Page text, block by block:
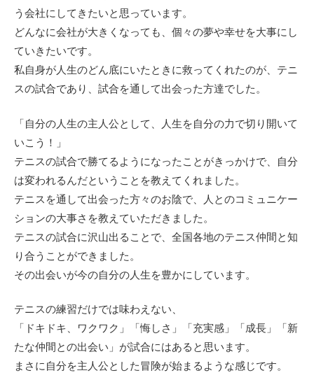
う会社にしてきたいと思っています。
どんなに会社が大きくなっても、個々の夢や幸せを大事にし
ていきたいです。
私自身が人生のどん底にいたときに救ってくれたのが、テニ
スの試合であり、試合を通して出会った方達でした。
「自分の人生の主人公として、人生を自分の力で切り開いて
いこう！」
テニスの試合で勝てるようになったことがきっかけで、自分
は変われるんだということを教えてくれました。
テニスを通して出会った方々のお陰で、人とのコミュニケー
ションの大事さを教えていただきました。
テニスの試合に沢山出ることで、全国各地のテニス仲間と知
り合うことができました。
その出会いが今の自分の人生を豊かにしています。
テニスの練習だけでは味わえない、
「ドキドキ、ワクワク」「悔しさ」「充実感」「成長」「新
たな仲間との出会い」が試合にはあると思います。
まさに自分を主人公とした冒険が始まるような感じです。